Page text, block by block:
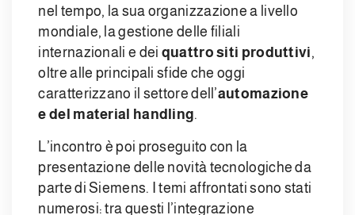
nel tempo, la sua organizzazione a livello
mondiale, la gestione delle filiali
internazionali e dei quattro siti produttivi,
oltre alle principali sfide che oggi
caratterizzano il settore dell’automazione
e del material handling.
L’incontro è poi proseguito con la
presentazione delle novità tecnologiche da
parte di Siemens. I temi affrontati sono stati
numerosi: tra questi l’integrazione